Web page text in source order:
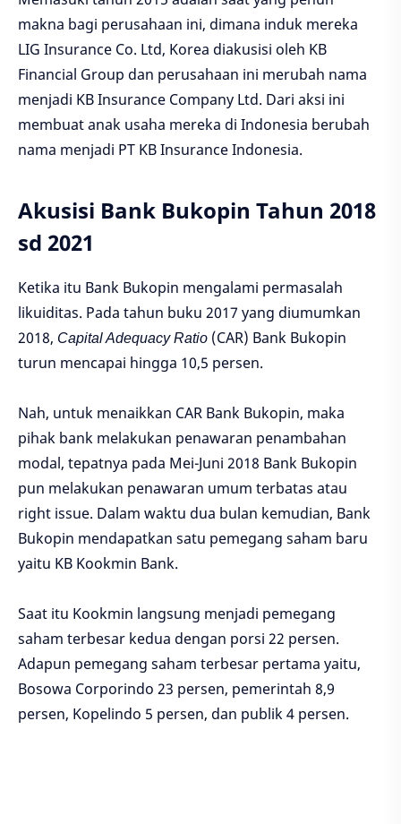
makna bagi perusahaan ini, dimana induk mereka
LIG Insurance Co. Ltd, Korea diakusisi oleh KB
Financial Group dan perusahaan ini merubah nama
menjadi KB Insurance Company Ltd. Dari aksi ini
membuat anak usaha mereka di Indonesia berubah
nama menjadi PT KB Insurance Indonesia.
Akusisi Bank Bukopin Tahun 2018
sd 2021
Ketika itu Bank Bukopin mengalami permasalah
likuiditas. Pada tahun buku 2017 yang diumumkan
2018, Capital Adequacy Ratio (CAR) Bank Bukopin
turun mencapai hingga 10,5 persen.
Nah, untuk menaikkan CAR Bank Bukopin, maka
pihak bank melakukan penawaran penambahan
modal, tepatnya pada Mei-Juni 2018 Bank Bukopin
pun melakukan penawaran umum terbatas atau
right issue. Dalam waktu dua bulan kemudian, Bank
Bukopin mendapatkan satu pemegang saham baru
yaitu KB Kookmin Bank.
Saat itu Kookmin langsung menjadi pemegang
saham terbesar kedua dengan porsi 22 persen.
Adapun pemegang saham terbesar pertama yaitu,
Bosowa Corporindo 23 persen, pemerintah 8,9
persen, Kopelindo 5 persen, dan publik 4 persen.